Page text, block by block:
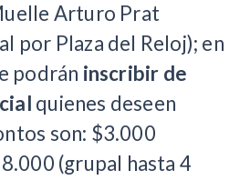
Arturo Prat
por Plaza del Reloj); en
podrán inscribir de
quienes deseen
son: $3.000
(grupal hasta 4